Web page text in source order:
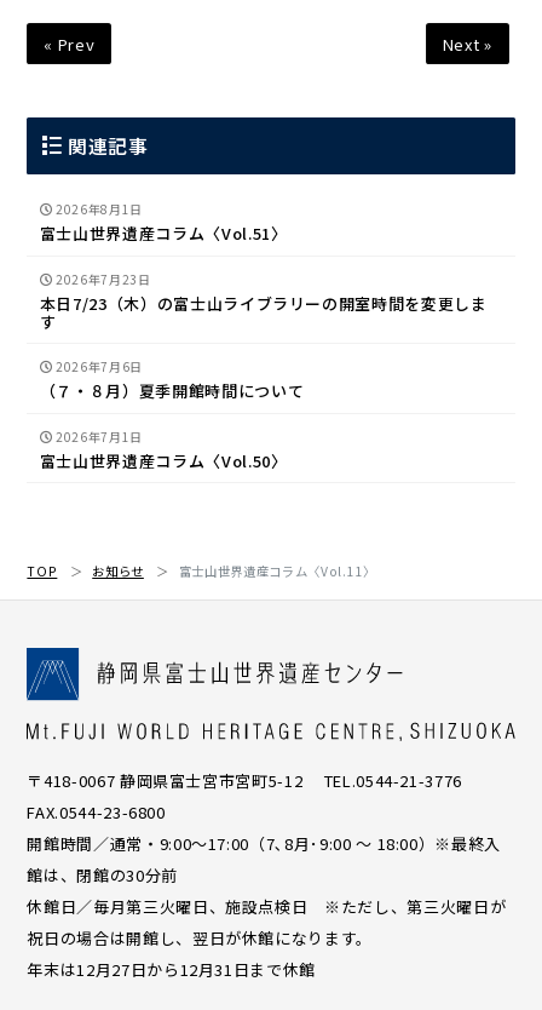
« Prev Next »
関連記事
2026年8月1日
富士山世界遺産コラム〈Vol.51〉
2026年7月23日
本日7/23（木）の富士山ライブラリーの開室時間を変更しま
す
2026年7月6日
（７・８月）夏季開館時間について
2026年7月1日
富士山世界遺産コラム〈Vol.50〉
TOP お知らせ 富士山世界遺産コラム〈Vol.11〉
〒418-0067 静岡県富士宮市宮町5-12 TEL.0544-21-3776
FAX.0544-23-6800
開館時間／通常・9:00〜17:00（7､8月･9:00 ～ 18:00）※最終入
館は、閉館の30分前
休館日／毎月第三火曜日、施設点検日 ※ただし、第三火曜日が
祝日の場合は開館し、翌日が休館になります。
年末は12月27日から12月31日まで休館